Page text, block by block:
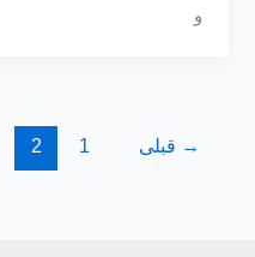
و
→ قبلی 1
2